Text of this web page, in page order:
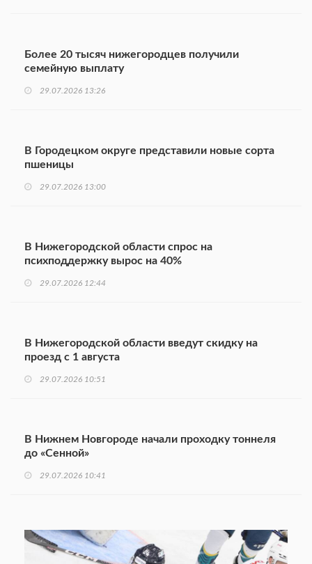
Более 20 тысяч нижегородцев получили
семейную выплату
29.07.2026 13:26
В Городецком округе представили новые сорта
пшеницы
29.07.2026 13:00
В Нижегородской области спрос на
психподдержку вырос на 40%
29.07.2026 12:44
В Нижегородской области введут скидку на
проезд с 1 августа
29.07.2026 10:51
В Нижнем Новгороде начали проходку тоннеля
до «Сенной»
29.07.2026 10:41